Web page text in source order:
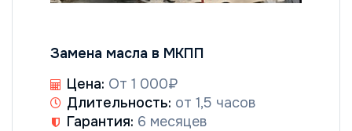
Замена масла в МКПП
Цена: От 1 000₽
Длительность: от 1,5 часов
Гарантия: 6 месяцев